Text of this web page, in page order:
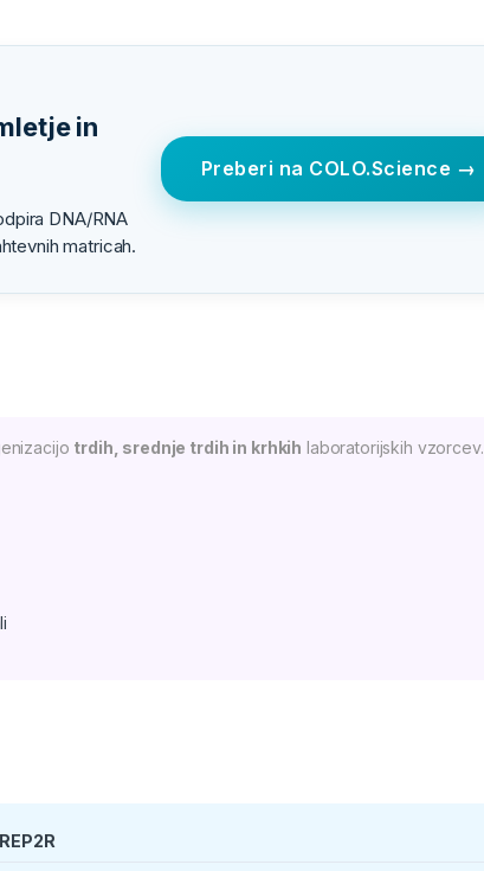
in
DNA/RNA
matricah.
Preberi na COLO.Science →
trdih, srednje trdih in krhkih laboratorijskih vzorcev.